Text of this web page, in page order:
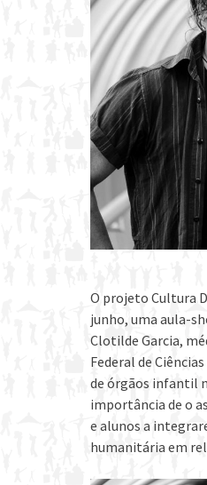
O projeto Cultura
junho, uma aula-
Clotilde Garcia,
Federal de
de órgãos infantil
importância de o
e alunos a
humanitária em